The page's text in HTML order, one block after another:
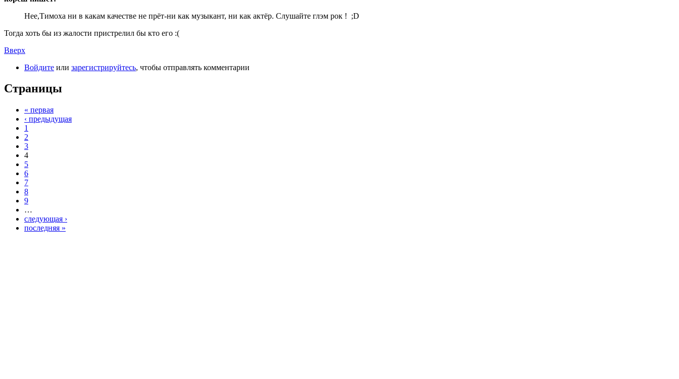
Нее,Тимоха ни в какам качестве не прёт-ни как музыкант, ни как актёр. Слушайте глэм рок ! ;D
Тогда хоть бы из жалости пристрелил бы кто его :(
Вверх
Войдите или зарегистрируйтесь, чтобы отправлять комментарии
Страницы
« первая
‹ предыдущая
1
2
3
4
5
6
7
8
9
…
следующая ›
последняя »